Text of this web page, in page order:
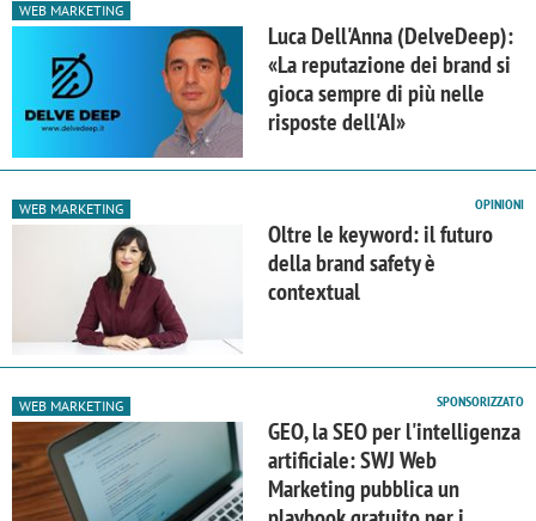
WEB MARKETING
Luca Dell'Anna (DelveDeep):
«La reputazione dei brand si
gioca sempre di più nelle
risposte dell'AI»
WEB MARKETING OPINIONI
Oltre le keyword: il futuro
della brand safety è
contextual
WEB MARKETING SPONSORIZZATO
GEO, la SEO per l'intelligenza
artificiale: SWJ Web
Marketing pubblica un